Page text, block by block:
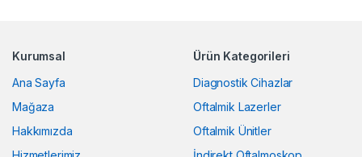
C
Kurumsal
Ana Sayfa
Mağaza
Hakkımızda
Ürün Kategorileri
Diagnostik Cihazlar
Oftalmik Lazerler
Oftalmik Ünitler